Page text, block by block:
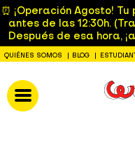
⏰ ¡Operación Agosto!
antes de las 12:30h.
Después de esa hora,
QUIÉNES SOMOS BLOG